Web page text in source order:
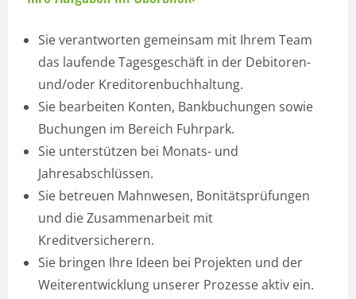
Sie verantworten gemeinsam mit Ihrem Team
das laufende Tagesgeschäft in der Debitoren-
und/oder Kreditorenbuchhaltung.
Sie bearbeiten Konten, Bankbuchungen sowie
Buchungen im Bereich Fuhrpark.
Sie unterstützen bei Monats- und
Jahresabschlüssen.
Sie betreuen Mahnwesen, Bonitätsprüfungen
und die Zusammenarbeit mit
Kreditversicherern.
Sie bringen Ihre Ideen bei Projekten und der
Weiterentwicklung unserer Prozesse aktiv ein.